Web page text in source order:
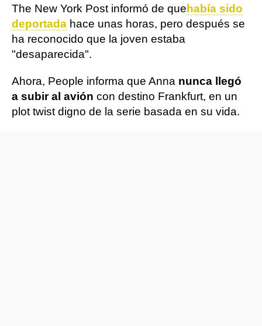
The New York Post informó de quehabía sido
deportada hace unas horas, pero después se
ha reconocido que la joven estaba
"desaparecida".
Ahora, People informa que Anna nunca llegó
a subir al avión con destino Frankfurt, en un
plot twist digno de la serie basada en su vida.